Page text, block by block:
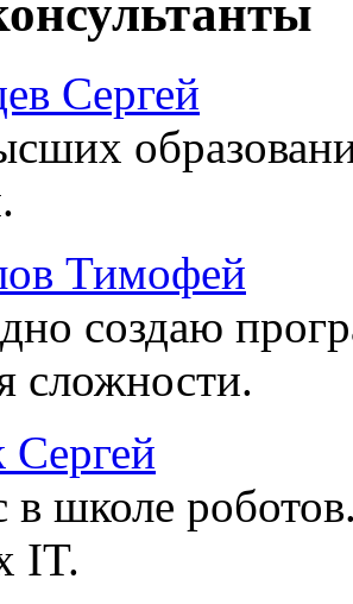
Сергей
Тимофей
создаю
сложности.
школе
IT.